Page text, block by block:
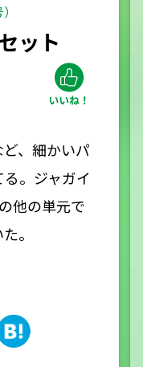
ット
、細かいパ
。ジャガイ
他の単元で
。